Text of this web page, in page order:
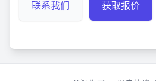
联系我们 获取报价